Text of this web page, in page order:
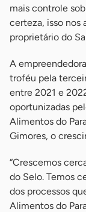
mais controle
certeza, isso nos
proprietário do
A
troféu pela
entre 2021 e
oportunizadas
Alimentos do
Gimores, o
“Crescemos
do Selo. Temos
dos processos
Alimentos do